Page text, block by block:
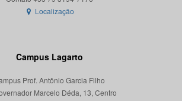
Localização
Campus Lagarto
Prof. Antônio Garcia Filho
Marcelo Déda, 13, Centro